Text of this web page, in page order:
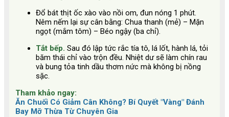
Đổ bát thịt ốc xào vào nồi om, đun nóng 1 phút.
Nêm nếm lại sự cân bằng: Chua thanh (mẻ) – Mặn
ngọt (mắm tôm) – Béo ngậy (ba chỉ).
Tắt bếp. Sau đó lập tức rắc tía tô, lá lốt, hành lá, tỏi
băm thái chỉ vào trộn đều. Nhiệt dư sẽ làm chín rau
và bung tỏa tinh dầu thơm nức mà không bị nồng
sặc.
Tham khảo ngay:
Ăn Chuối Có Giảm Cân Không? Bí Quyết "Vàng" Đánh
Bay Mỡ Thừa Từ Chuyên Gia